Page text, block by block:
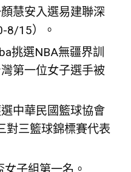
慧安入選易建聯深
8/15）。
挑選NBA無疆界訓
第一位女子選手被
中華民國籃球協會
對三籃球錦標賽代表